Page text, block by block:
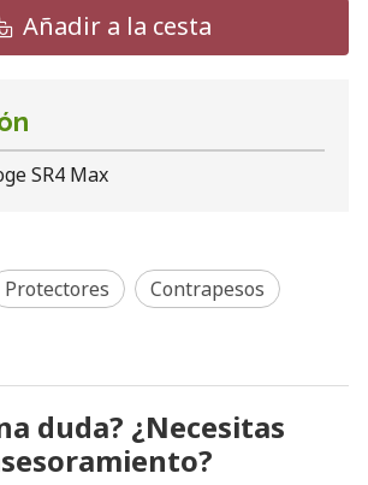
Añadir a la cesta
SR4 Max
Protectores
Contrapesos
duda? ¿Necesitas